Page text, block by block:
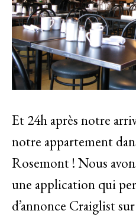
Et 24h après notre
notre appartement
Rosemont ! Nous
une application qui
d’annonce Craiglist